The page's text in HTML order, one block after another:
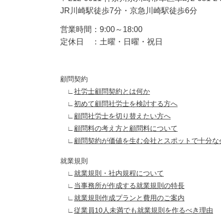
JR川崎駅徒歩7分・京急川崎駅徒歩6分
営業時間：9:00～18:00
定休日 ：土曜・日曜・祝日
顧問契約
∟社労士顧問契約とは何か
∟初めて顧問社労士を検討する方へ
∟顧問社労士を切り替えたい方へ
∟顧問料の考え方と顧問料について
∟顧問契約が価値を生む会社とスポットで十分な
就業規則
∟就業規則・社内規程について
∟当事務所が作成する就業規則の特長
∟就業規則作成プランと費用のご案内
∟従業員10人未満でも就業規則を作るべき理由